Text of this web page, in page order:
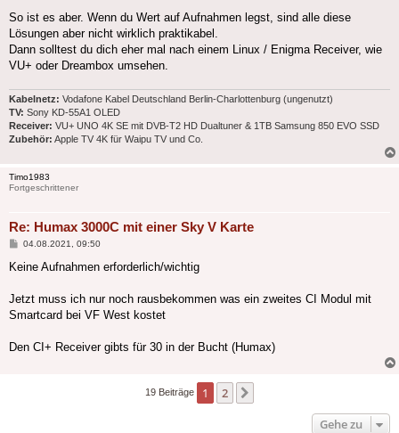
So ist es aber. Wenn du Wert auf Aufnahmen legst, sind alle diese
Lösungen aber nicht wirklich praktikabel.
Dann solltest du dich eher mal nach einem Linux / Enigma Receiver, wie
VU+ oder Dreambox umsehen.
Kabelnetz: Vodafone Kabel Deutschland Berlin-Charlottenburg (ungenutzt)
TV: Sony KD-55A1 OLED
Receiver: VU+ UNO 4K SE mit DVB-T2 HD Dualtuner & 1TB Samsung 850 EVO SSD
Zubehör: Apple TV 4K für Waipu TV und Co.
Timo1983
Fortgeschrittener
Re: Humax 3000C mit einer Sky V Karte
Beitrag
04.08.2021, 09:50
Keine Aufnahmen erforderlich/wichtig
Jetzt muss ich nur noch rausbekommen was ein zweites CI Modul mit
Smartcard bei VF West kostet
Den CI+ Receiver gibts für 30 in der Bucht (Humax)
19 Beiträge 1 2
Gehe zu